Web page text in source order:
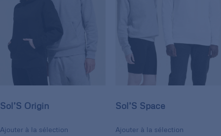
Sol’S Origin
Ajouter à la sélection
Sol’S Space
Ajouter à la sélection